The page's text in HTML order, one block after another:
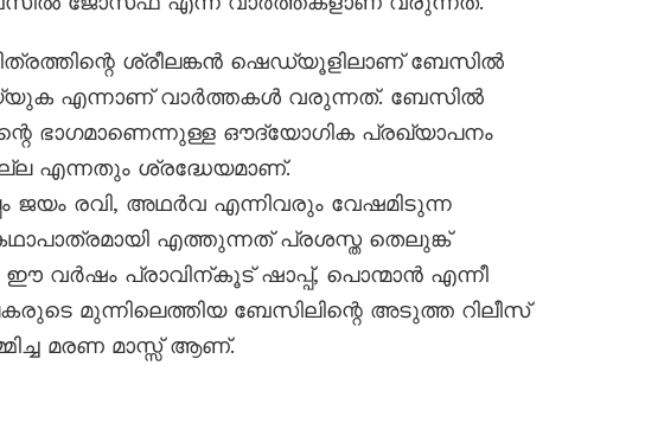
ശ്രീലങ്കൻ ഷെഡ്യൂളിലാണ് ബേസിൽ
എന്നാണ് വാർത്തകൾ വരുന്നത്. ബേസിൽ
ഭാഗമാണെന്നുള്ള ഔദ്യോഗിക പ്രഖ്യാപനം
എന്നതും ശ്രദ്ധേയമാണ്.
ജയം രവി, അഥർവ എന്നിവരും വേഷമിടുന്ന
എത്തുന്നത് പ്രശസ്ത തെലുങ്ക്
ഈ വർഷം പ്രാവിന്കൂട് ഷാപ്പ്, പൊന്മാൻ എന്നീ
മുന്നിലെത്തിയ ബേസിലിന്റെ അടുത്ത റിലീസ്
മരണ മാസ്സ് ആണ്.